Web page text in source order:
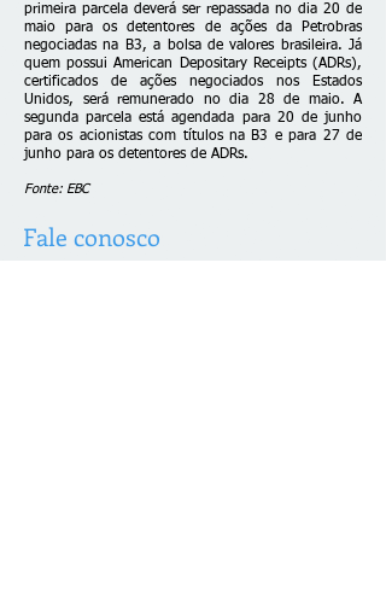
primeira parcela deverá ser repassada no dia 20 de
maio para os detentores de ações da Petrobras
negociadas na B3, a bolsa de valores brasileira. Já
quem possui American Depositary Receipts (ADRs),
certificados de ações negociados nos Estados
Unidos, será remunerado no dia 28 de maio. A
segunda parcela está agendada para 20 de junho
para os acionistas com títulos na B3 e para 27 de
junho para os detentores de ADRs.
Fonte: EBC
Fale conosco